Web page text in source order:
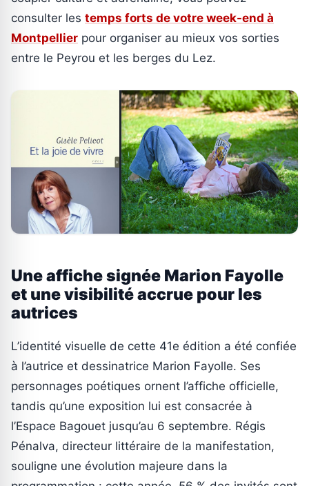
consulter les temps forts de votre week-end à
Montpellier pour organiser au mieux vos sorties
entre le Peyrou et les berges du Lez.
Une affiche signée Marion Fayolle
et une visibilité accrue pour les
autrices
L’identité visuelle de cette 41e édition a été confiée
à l’autrice et dessinatrice Marion Fayolle. Ses
personnages poétiques ornent l’affiche officielle,
tandis qu’une exposition lui est consacrée à
l’Espace Bagouet jusqu’au 6 septembre. Régis
Pénalva, directeur littéraire de la manifestation,
souligne une évolution majeure dans la